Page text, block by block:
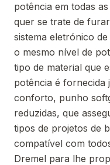
potência em todas
quer se trate de
sistema eletrónico
o mesmo nível de
tipo de material que
potência é fornecida
conforto, punho
reduzidas, que
tipos de projetos de
compatível com
Dremel para lhe